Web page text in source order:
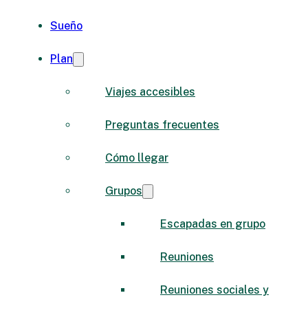
Sueño
Plan
Viajes accesibles
Preguntas frecuentes
Cómo llegar
Grupos
Escapadas en grupo
Reuniones
Reuniones sociales y